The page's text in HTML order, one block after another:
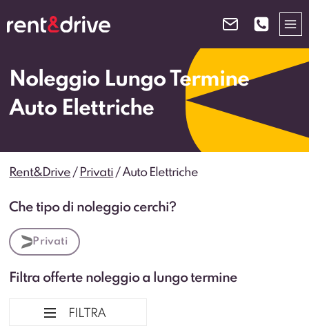
al
Noleggio Lungo Termine
Auto Elettriche
Rent&Drive / Privati /Auto Elettriche
Che tipo di noleggio cerchi?
Privati
Filtra offerte noleggio a lungo termine
FILTRA